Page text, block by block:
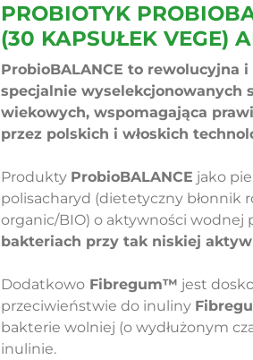
PROBIOTYK
(30 KAPSUŁEK VEGE)
ProbioBALANCE to rewolucyjna
specjalnie wyselekcjonowanych
wiekowych, wspomagająca
przez polskich i włoskich
Produkty ProbioBALANCE jako
polisacharyd (dietetyczny błonnik
organic/BIO) o aktywności wodnej
bakteriach przy tak niskiej
DodatkowoFibregum™ jest
przeciwieństwie do inuliny
bakterie wolniej (o wydłużonym
inulinie.